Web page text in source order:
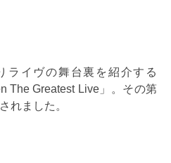
ライヴの舞台裏を紹介する
The Greatest Live」。その第
れました。